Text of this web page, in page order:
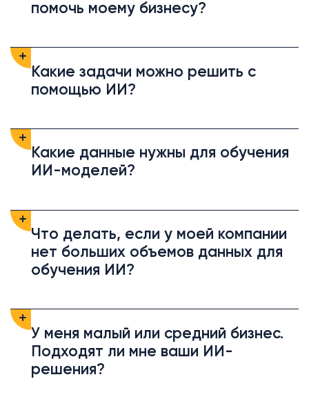
помочь моему бизнесу?
Какие задачи можно решить с
помощью ИИ?
Какие данные нужны для обучения
ИИ-моделей?
Что делать, если у моей компании
нет больших объемов данных для
обучения ИИ?
У меня малый или средний бизнес.
Подходят ли мне ваши ИИ-
решения?